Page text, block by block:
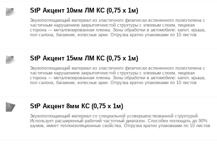
StP Акцент 10мм ЛМ КС (0,75 х 1м)
Звукопоглощающий материал из эластичного физически вспененного полиэтилена с
частичным нарушением закрытоячеистой структуры с клеевым слоем, лицевая
сторона — металлизированная пленка. Зоны обработки в автомобиле: капот, крыша,
пол салона, багажник, колесные арки. Отгрузка кратно упаковками по 10 листов
StP Акцент 15мм ЛМ КС (0,75 х 1м)
Звукопоглощающий материал из эластичного физически вспененного полиэтилена с
частичным нарушением закрытоячеистой структуры с клеевым слоем, лицевая
сторона — металлизированная пленка. Зоны обработки в автомобиле: капот, крыша,
пол салона, багажник, колесные арки. Отгрузка кратно упаковками по 10 листов
StP Акцент 8мм КС (0,75 х 1м)
Звукопоглощающий материал со специальной усовершенствованной структурой.
Использует расширенный рабочий частотный диапазон. Способен поглощать до 90%
шумов, имеет теплоизоляционные свойства. Отгрузка кратно упаковками по 10 листов